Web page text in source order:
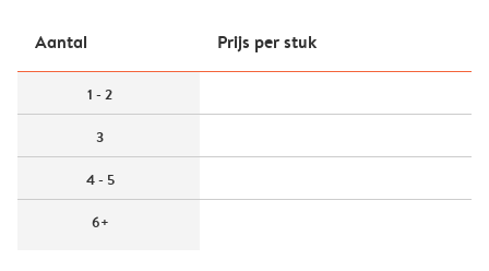
Aantal Prijs per stuk
1 - 2
3
4 - 5
6+